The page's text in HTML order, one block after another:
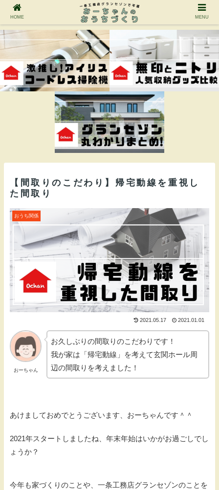
【間取りのこだわり】帰宅動線を重視し
た間取り
おうち関係
2021.05.17 2021.01.01
おーちゃん
お久しぶりの間取りのこだわりです！
我が家は「帰宅動線」を考えて玄関ホール周
辺の間取りを考えました！
あけましておめでとうございます、おーちゃんです＾＾
2021年スタートしましたね、年末年始はいかがお過ごしでし
ょうか？
今年も家づくりのことや、一条工務店グランセゾンのことを
HOME MENU